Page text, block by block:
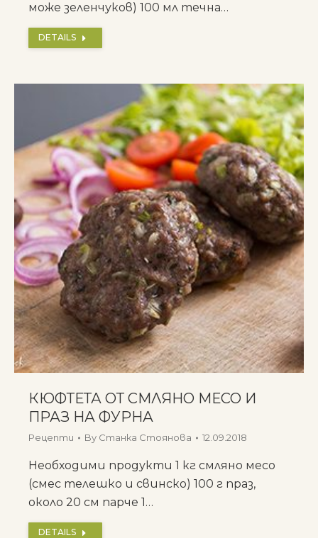
може зеленчуков) 100 мл течна…
DETAILS
КЮФТЕТА ОТ СМЛЯНО МЕСО И
ПРАЗ НА ФУРНА
Рецепти By Станка Стоянова 12.09.2018
Необходими продукти 1 кг смляно месо
(смес телешко и свинско) 100 г праз,
около 20 см парче 1…
DETAILS